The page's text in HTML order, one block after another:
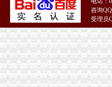
【公司办理地税】税务登记证相关
井口办税务登记证
《三晋都市报驻地派记者在行动》
河南桐柏无证企业采铁矿执法人员
河南一家公司非法采矿殴执法干部
突查耒小煤矿湖南煤矿安全耒监察
社区巾帼文明岗事迹材料5篇汇集_化
歌乐山办税务登记证
咨询
受理员
51La